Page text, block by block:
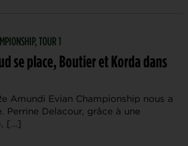
TOUR 1
se place, Boutier et Korda dans
Amundi Evian Championship nous a
Perrine Delacour, grâce à une
[…]